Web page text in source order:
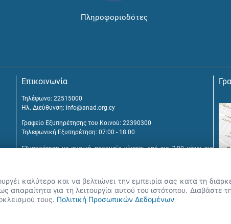
Πληροφοριοδότες
Επικοινωνία
Τηλέφωνο: 22515000
Ηλ. Διεύθυνση: info@anad.org.cy
Γραφείο Εξυπηρέτησης του Κοινού: 22390300
Τηλεφωνική Εξυπηρέτηση: 07:00 - 18:00
Εξυπηρέτηση με φυσική παρουσία γίνεται από τις 7:00 μέχρι τις
Τ.Θ. 25431, 1392 Λευκωσία, Κύπρος
καλύτερα και να βελτιώνει την εμπειρία σας κατά τη
για τη λειτουργία αυτού του ιστότοπου. Διαβάστε
τους. Πολιτική Προσωπικών Δεδομένων